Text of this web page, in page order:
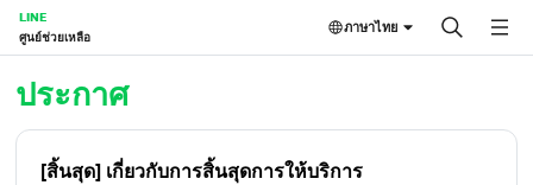
LINE
ศูนย์ช่วยเหลือ
ภาษาไทย
ประกาศ
[สิ้นสุด] เกี่ยวกับการสิ้นสุดการให้บริการ